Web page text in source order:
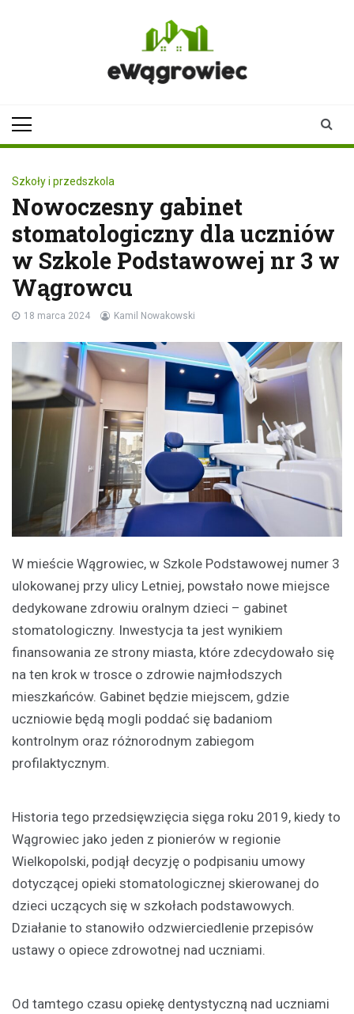
Szkoły i przedszkola
Nowoczesny gabinet
stomatologiczny dla uczniów
w Szkole Podstawowej nr 3 w
Wągrowcu
18 marca 2024 Kamil Nowakowski
W mieście Wągrowiec, w Szkole Podstawowej numer 3
ulokowanej przy ulicy Letniej, powstało nowe miejsce
dedykowane zdrowiu oralnym dzieci – gabinet
stomatologiczny. Inwestycja ta jest wynikiem
finansowania ze strony miasta, które zdecydowało się
na ten krok w trosce o zdrowie najmłodszych
mieszkańców. Gabinet będzie miejscem, gdzie
uczniowie będą mogli poddać się badaniom
kontrolnym oraz różnorodnym zabiegom
profilaktycznym.
Historia tego przedsięwzięcia sięga roku 2019, kiedy to
Wągrowiec jako jeden z pionierów w regionie
Wielkopolski, podjął decyzję o podpisaniu umowy
dotyczącej opieki stomatologicznej skierowanej do
dzieci uczących się w szkołach podstawowych.
Działanie to stanowiło odzwierciedlenie przepisów
ustawy o opiece zdrowotnej nad uczniami.
Od tamtego czasu opiekę dentystyczną nad uczniami